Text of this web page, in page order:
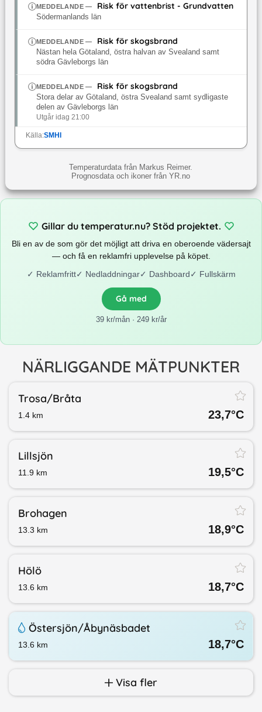
MEDDELANDE— Risk för vattenbrist - Grundvatten
Södermanlands län
MEDDELANDE— Risk för skogsbrand
Nästan hela Götaland, östra halvan av Svealand samt
södra Gävleborgs län
MEDDELANDE— Risk för skogsbrand
Stora delar av Götaland, östra Svealand samt sydligaste
delen av Gävleborgs län
Utgår idag 21:00
Källa:SMHI
Temperaturdata från Markus Reimer.
Prognosdata och ikoner från YR.no
Gillar du temperatur.nu? Stöd projektet.
Bli en av de som gör det möjligt att driva en oberoende vädersajt
— och få en reklamfri upplevelse på köpet.
✓ Reklamfritt✓ Nedladdningar✓ Dashboard✓ Fullskärm
Gå med
39 kr/mån · 249 kr/år
NÄRLIGGANDE MÄTPUNKTER
Trosa/​Bråta
1.4 km 23,7°C
Lillsjön
11.9 km 19,5°C
Brohagen
13.3 km 18,9°C
Hölö
13.6 km 18,7°C
Östersjön/​Åbynäsbadet
13.6 km 18,7°C
Visa fler